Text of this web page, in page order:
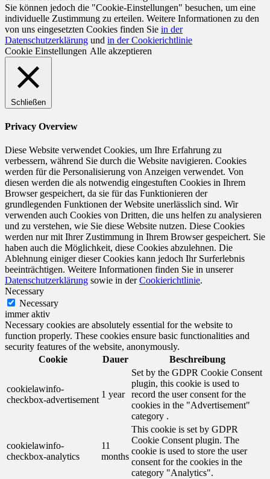
Sie können jedoch die "Cookie-Einstellungen" besuchen, um eine
individuelle Zustimmung zu erteilen. Weitere Informationen zu den
von uns eingesetzten Cookies finden Sie in der
Datenschutzerklärung und in der Cookierichtlinie
Cookie Einstellungen Alle akzeptieren
Schließen
Privacy Overview
Diese Website verwendet Cookies, um Ihre Erfahrung zu
verbessern, während Sie durch die Website navigieren. Cookies
werden für die Personalisierung von Anzeigen verwendet. Von
diesen werden die als notwendig eingestuften Cookies in Ihrem
Browser gespeichert, da sie für das Funktionieren der
grundlegenden Funktionen der Website unerlässlich sind. Wir
verwenden auch Cookies von Dritten, die uns helfen zu analysieren
und zu verstehen, wie Sie diese Website nutzen. Diese Cookies
werden nur mit Ihrer Zustimmung in Ihrem Browser gespeichert. Sie
haben auch die Möglichkeit, diese Cookies abzulehnen. Die
Ablehnung einiger dieser Cookies kann jedoch Ihr Surferlebnis
beeinträchtigen. Weitere Informationen finden Sie in unserer
Datenschutzerklärung sowie in derCookierichtlinie.
Necessary
Necessary
immer aktiv
Necessary cookies are absolutely essential for the website to
function properly. These cookies ensure basic functionalities and
security features of the website, anonymously.
Cookie
Dauer Beschreibung
cookielawinfo-
checkbox-advertisement
1 year
Set by the GDPR Cookie Consent
plugin, this cookie is used to
record the user consent for the
cookies in the "Advertisement"
category .
cookielawinfo-
checkbox-analytics
11
months
This cookie is set by GDPR
Cookie Consent plugin. The
cookie is used to store the user
consent for the cookies in the
category "Analytics".